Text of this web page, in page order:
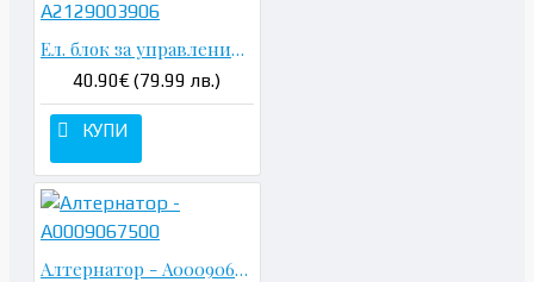
Ел. блок за управление на задна лява врата - A2129003906
40.90€ (79.99 лв.)
КУПИ
Алтернатор - A0009067500